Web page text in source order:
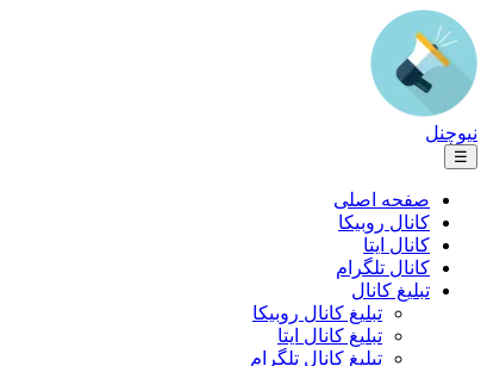
نیوچنل
☰
صفحه اصلی
کانال روبیکا
کانال ایتا
کانال تلگرام
تبلیغ کانال
تبلیغ کانال روبیکا
تبلیغ کانال ایتا
تبلیغ کانال تلگرام